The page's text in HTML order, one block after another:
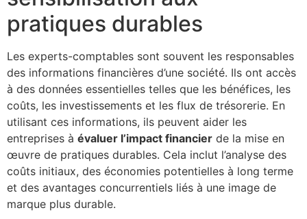
pratiques durables
Les experts-comptables sont souvent les responsables
des informations financières d’une société. Ils ont accès
à des données essentielles telles que les bénéfices, les
coûts, les investissements et les flux de trésorerie. En
utilisant ces informations, ils peuvent aider les
entreprises à évaluer l’impact financier de la mise en
œuvre de pratiques durables. Cela inclut l’analyse des
coûts initiaux, des économies potentielles à long terme
et des avantages concurrentiels liés à une image de
marque plus durable.